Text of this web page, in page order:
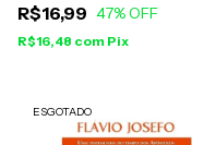
R$16,99 47% OFF
R$16,48 com Pix
ESGOTADO